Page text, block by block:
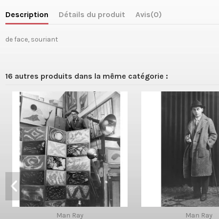
Description Détails du produit Avis(0)
de face, souriant
16 autres produits dans la même catégorie :
Man Ray Man Ray